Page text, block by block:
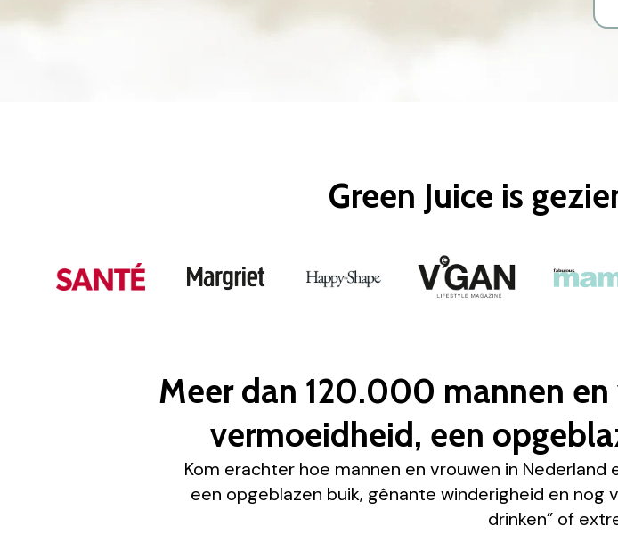
Green Juice is
Meer dan 120.000 mannen
vermoeidheid, een
Kom erachter hoe mannen en vrouwen in
een opgeblazen buik, gênante winderigheid en nog
drinken” of